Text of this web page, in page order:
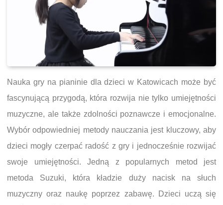
Nauka gry na pianinie dla dzieci w Katowicach może być
fascynującą przygodą, która rozwija nie tylko umiejętności
muzyczne, ale także zdolności poznawcze i emocjonalne.
Wybór odpowiedniej metody nauczania jest kluczowy, aby
dzieci mogły czerpać radość z gry i jednocześnie rozwijać
swoje umiejętności. Jedną z popularnych metod jest
metoda Suzuki, która kładzie duży nacisk na słuch
muzyczny oraz naukę poprzez zabawę. Dzieci uczą się